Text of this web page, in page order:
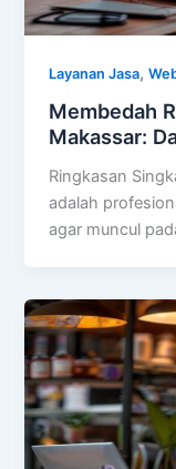
Layanan Jasa,
Membedah
Makassar:
Ringkasan
adalah
agar muncul